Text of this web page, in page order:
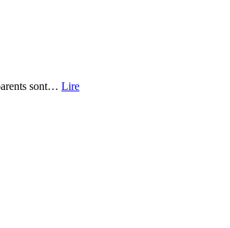
sont… Lire